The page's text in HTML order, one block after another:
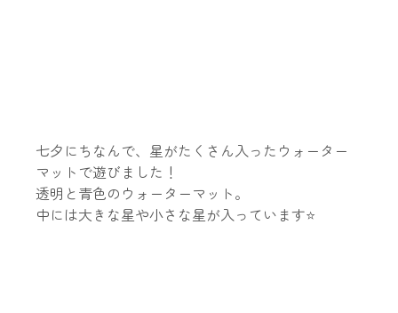
七夕にちなんで、星がたくさん入ったウォーター
マットで遊びました！
透明と青色のウォーターマット。
中には大きな星や小さな星が入っています⭐️